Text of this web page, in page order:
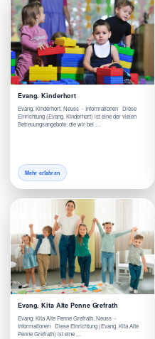
Evang. Kinderhort
Evang. Kinderhort, Neuss - Informationen Diese
Einrichtung (Evang. Kinderhort) ist eine der vielen
Betreuungsangebote, die wir bei …
Mehr erfahren
Evang. Kita Alte Penne Grefrath
Evang. Kita Alte Penne Grefrath, Neuss -
Informationen Diese Einrichtung (Evang. Kita Alte
Penne Grefrath) ist eine …